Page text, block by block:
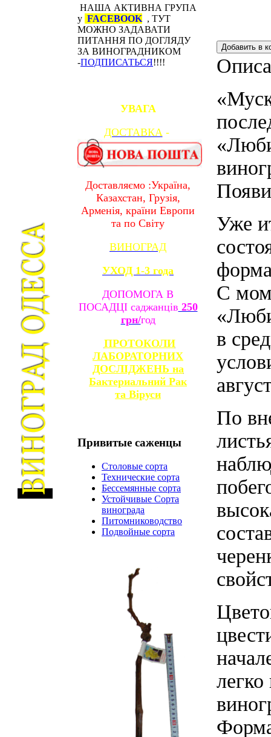
НАША АКТИВНА ГРУПА
у FACEBOOK, ТУТ
МОЖНО ЗАДАВАТИ
ПИТАННЯ ПО ДОГЛЯДУ
ЗА ВИНОГРАДНИКОМ
-ПОДПИСАТЬСЯ!!!!
УВАГА
ДОСТАВКА-
Доставляємо :Україна,
Казахстан, Грузія,
Арменія, країни Европи
та по Світу
ВИНОГРАД
УХОД 1-3 года
ДОПОМОГА В
ПОСАДЦІ саджанців 250
грн/год
ПРОТОКОЛИ
ЛАБОРАТОРНИХ
ДОСЛІДЖЕНЬ на
Бактериальний Рак
та Віруси
Привитые саженцы
Столовые сорта
Технические сорта
Бессемянные сорта
Устойчивые Сорта
винограда
Питомниководство
Подвойные сорта
Уже
С
в
По